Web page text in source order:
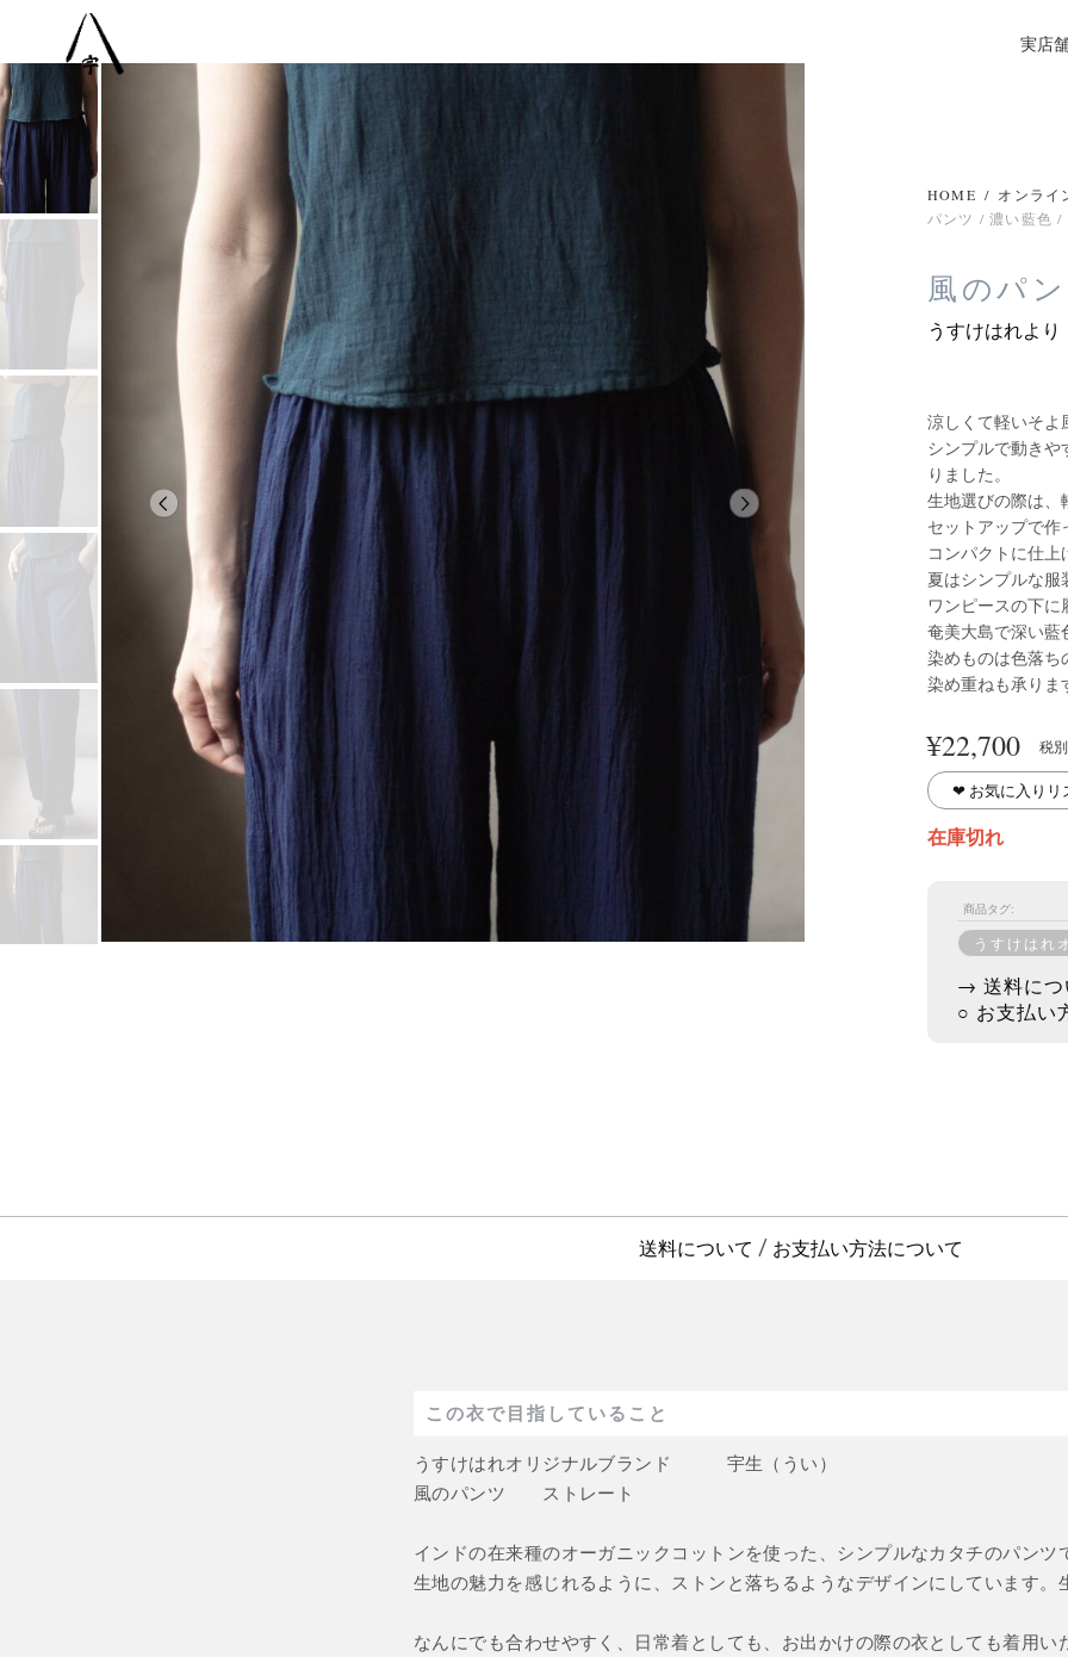
実店
HOME / オンライ
パンツ / 濃い藍色 /
風のパ
うすけはれより
涼しくて軽いそよ
シンプルで動き
りました。
生地選びの際は、
セットアップで作
コンパクトに仕上
夏はシンプルな服
ワンピースの下に
奄美大島で深い藍
染めものは色落ち
染め重ねも承りま
¥22,700 税別
❤︎ お気に入りリ
在庫切れ
商品タグ:
うすけはれ
→ 送料につ
○ お支払い
送料について / お支払い方法について
この衣で目指していること
うすけはれオリジナルブランド 宇生（うい）
風のパンツ ストレート
インドの在来種のオーガニックコットンを使った、シンプルなカタチのパンツ
生地の魅力を感じれるように、ストンと落ちるようなデザインにしています。
なんにでも合わせやすく、日常着としても、お出かけの際の衣としても着用い